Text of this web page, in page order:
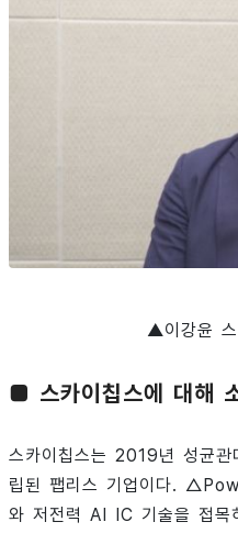
▲이강윤 스
■ 스카이칩스에 대해
스카이칩스는 2019년 성균
립된 팹리스 기업이다.
와 저전력 AI IC 기술을 접